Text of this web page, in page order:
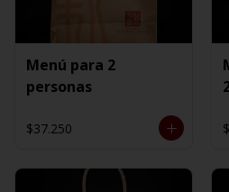
Menú para 2
personas
$37.250